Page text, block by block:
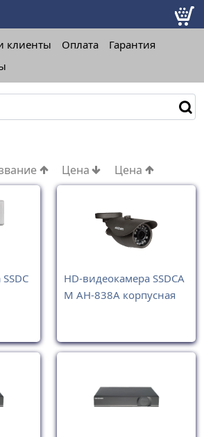
клиенты Оплата
Гарантия
Цена Цена
HD-видеокамера SSDCA
M AH-838A корпусная